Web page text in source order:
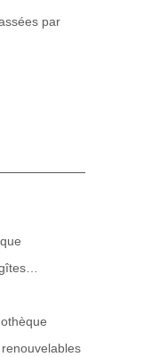
par